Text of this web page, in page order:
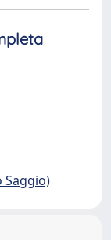
Saggio)